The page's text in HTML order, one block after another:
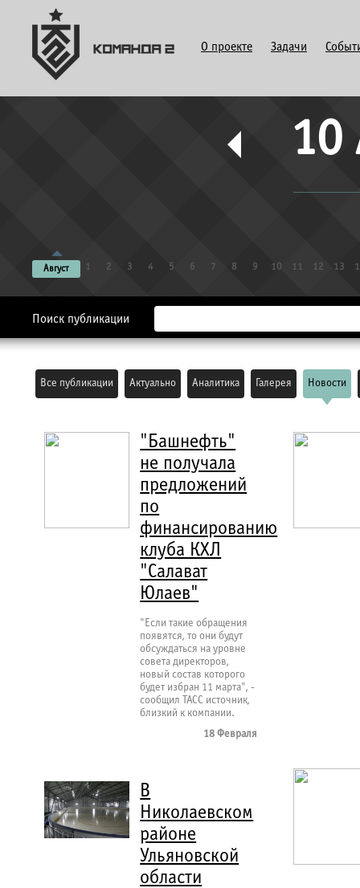
О проекте Задачи
10
Август 1 2 3 4 5 6 7 8 9 10 11 12 13
Поиск публикации
Все публикации Актуально Аналитика Галерея Новости
"Башнефть"
не получала
предложений
по
финансированию
клуба КХЛ
"Салават
Юлаев"
"Если такие обращения
появятся, то они будут
обсуждаться на уровне
совета директоров,
новый состав которого
будет избран 11 марта", -
сообщил ТАСС источник,
близкий к компании.
18 Февраля
В
Николаевском
районе
Ульяновской
области